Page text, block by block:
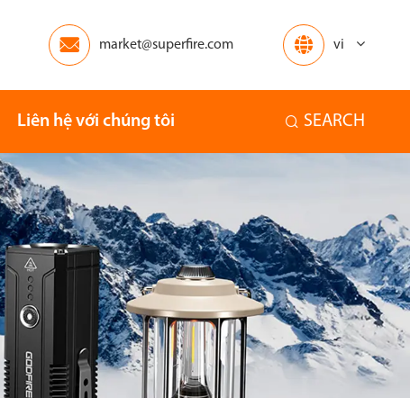
 market@superfire.com  vi
Nhà Những người khác
Liên hệ với chúng tôi
Châu Phi Châu Đại Dương
 SEARCH